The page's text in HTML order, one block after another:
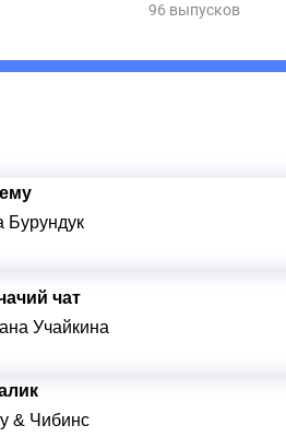
96 выпусков
Бурундук
чат
Учайкина
& Чибинс